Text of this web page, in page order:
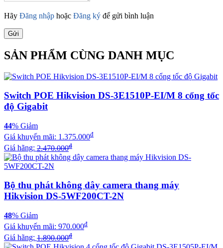
Hãy Đăng nhập hoặc Đăng ký để gửi bình luận
Gửi
SẢN PHẨM CÙNG DANH MỤC
Switch POE Hikvision DS-3E1510P-EI/M 8 cổng tốc
độ Gigabit
44% Giảm
Giá khuyến mãi: 1.375.000đ
Giá hãng: 2.470.000đ
Bộ thu phát không dây camera thang máy
Hikvision DS-5WF200CT-2N
48% Giảm
Giá khuyến mãi: 970.000đ
Giá hãng: 1.890.000đ